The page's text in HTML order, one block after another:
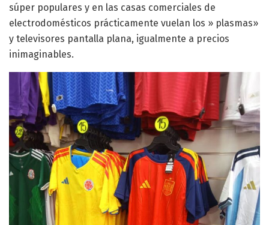
súper populares y en las casas comerciales de
electrodomésticos prácticamente vuelan los » plasmas»
y televisores pantalla plana, igualmente a precios
inimaginables.